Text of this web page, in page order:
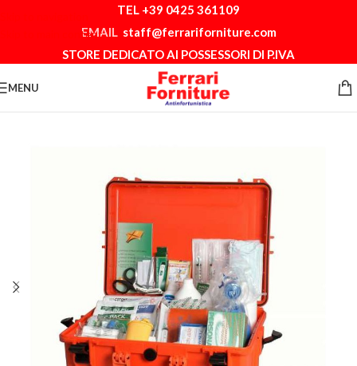
Skip to main content
TEL +39 0425 361109
EMAIL staff@ferrariforniture.com
STORE DEDICATO AI POSSESSORI DI P.IVA
MENU